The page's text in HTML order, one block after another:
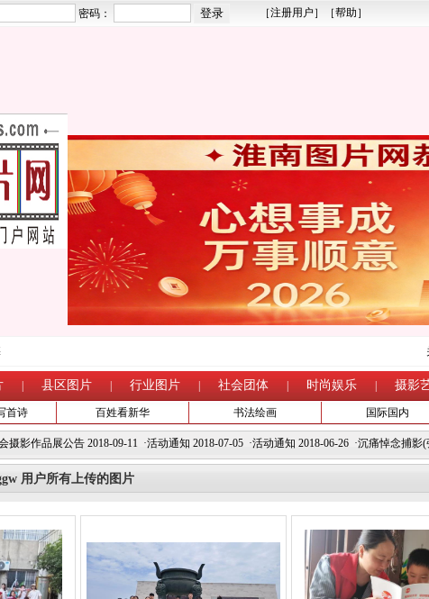
密码： ［注册用户 ］［帮助 ］
县区图片 行业图片 社会团体 时尚娱乐 摄影
首诗 百姓看新华 书法绘画 国际国内
品展公告2018-09-11 ·活动通知2018-07-05 ·活动通知2018-06-26 ·沉痛悼念捕影(张勋烈)
用户所有上传的图片